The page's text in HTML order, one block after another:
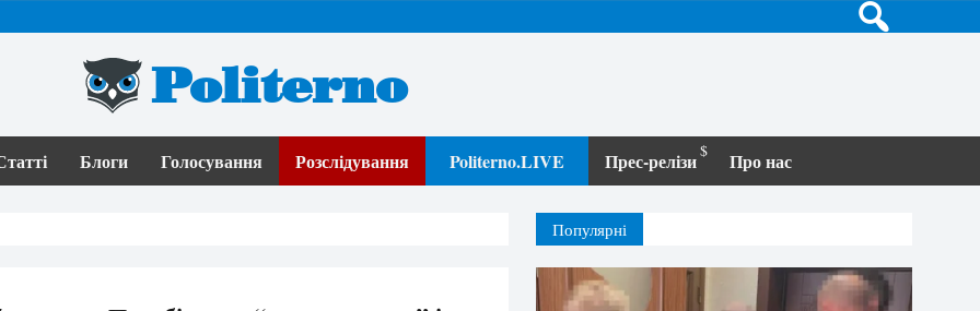
Politerno
Блоги Голосування Розслідування Politerno.LIVE Прес-релізи Про нас
Популярні